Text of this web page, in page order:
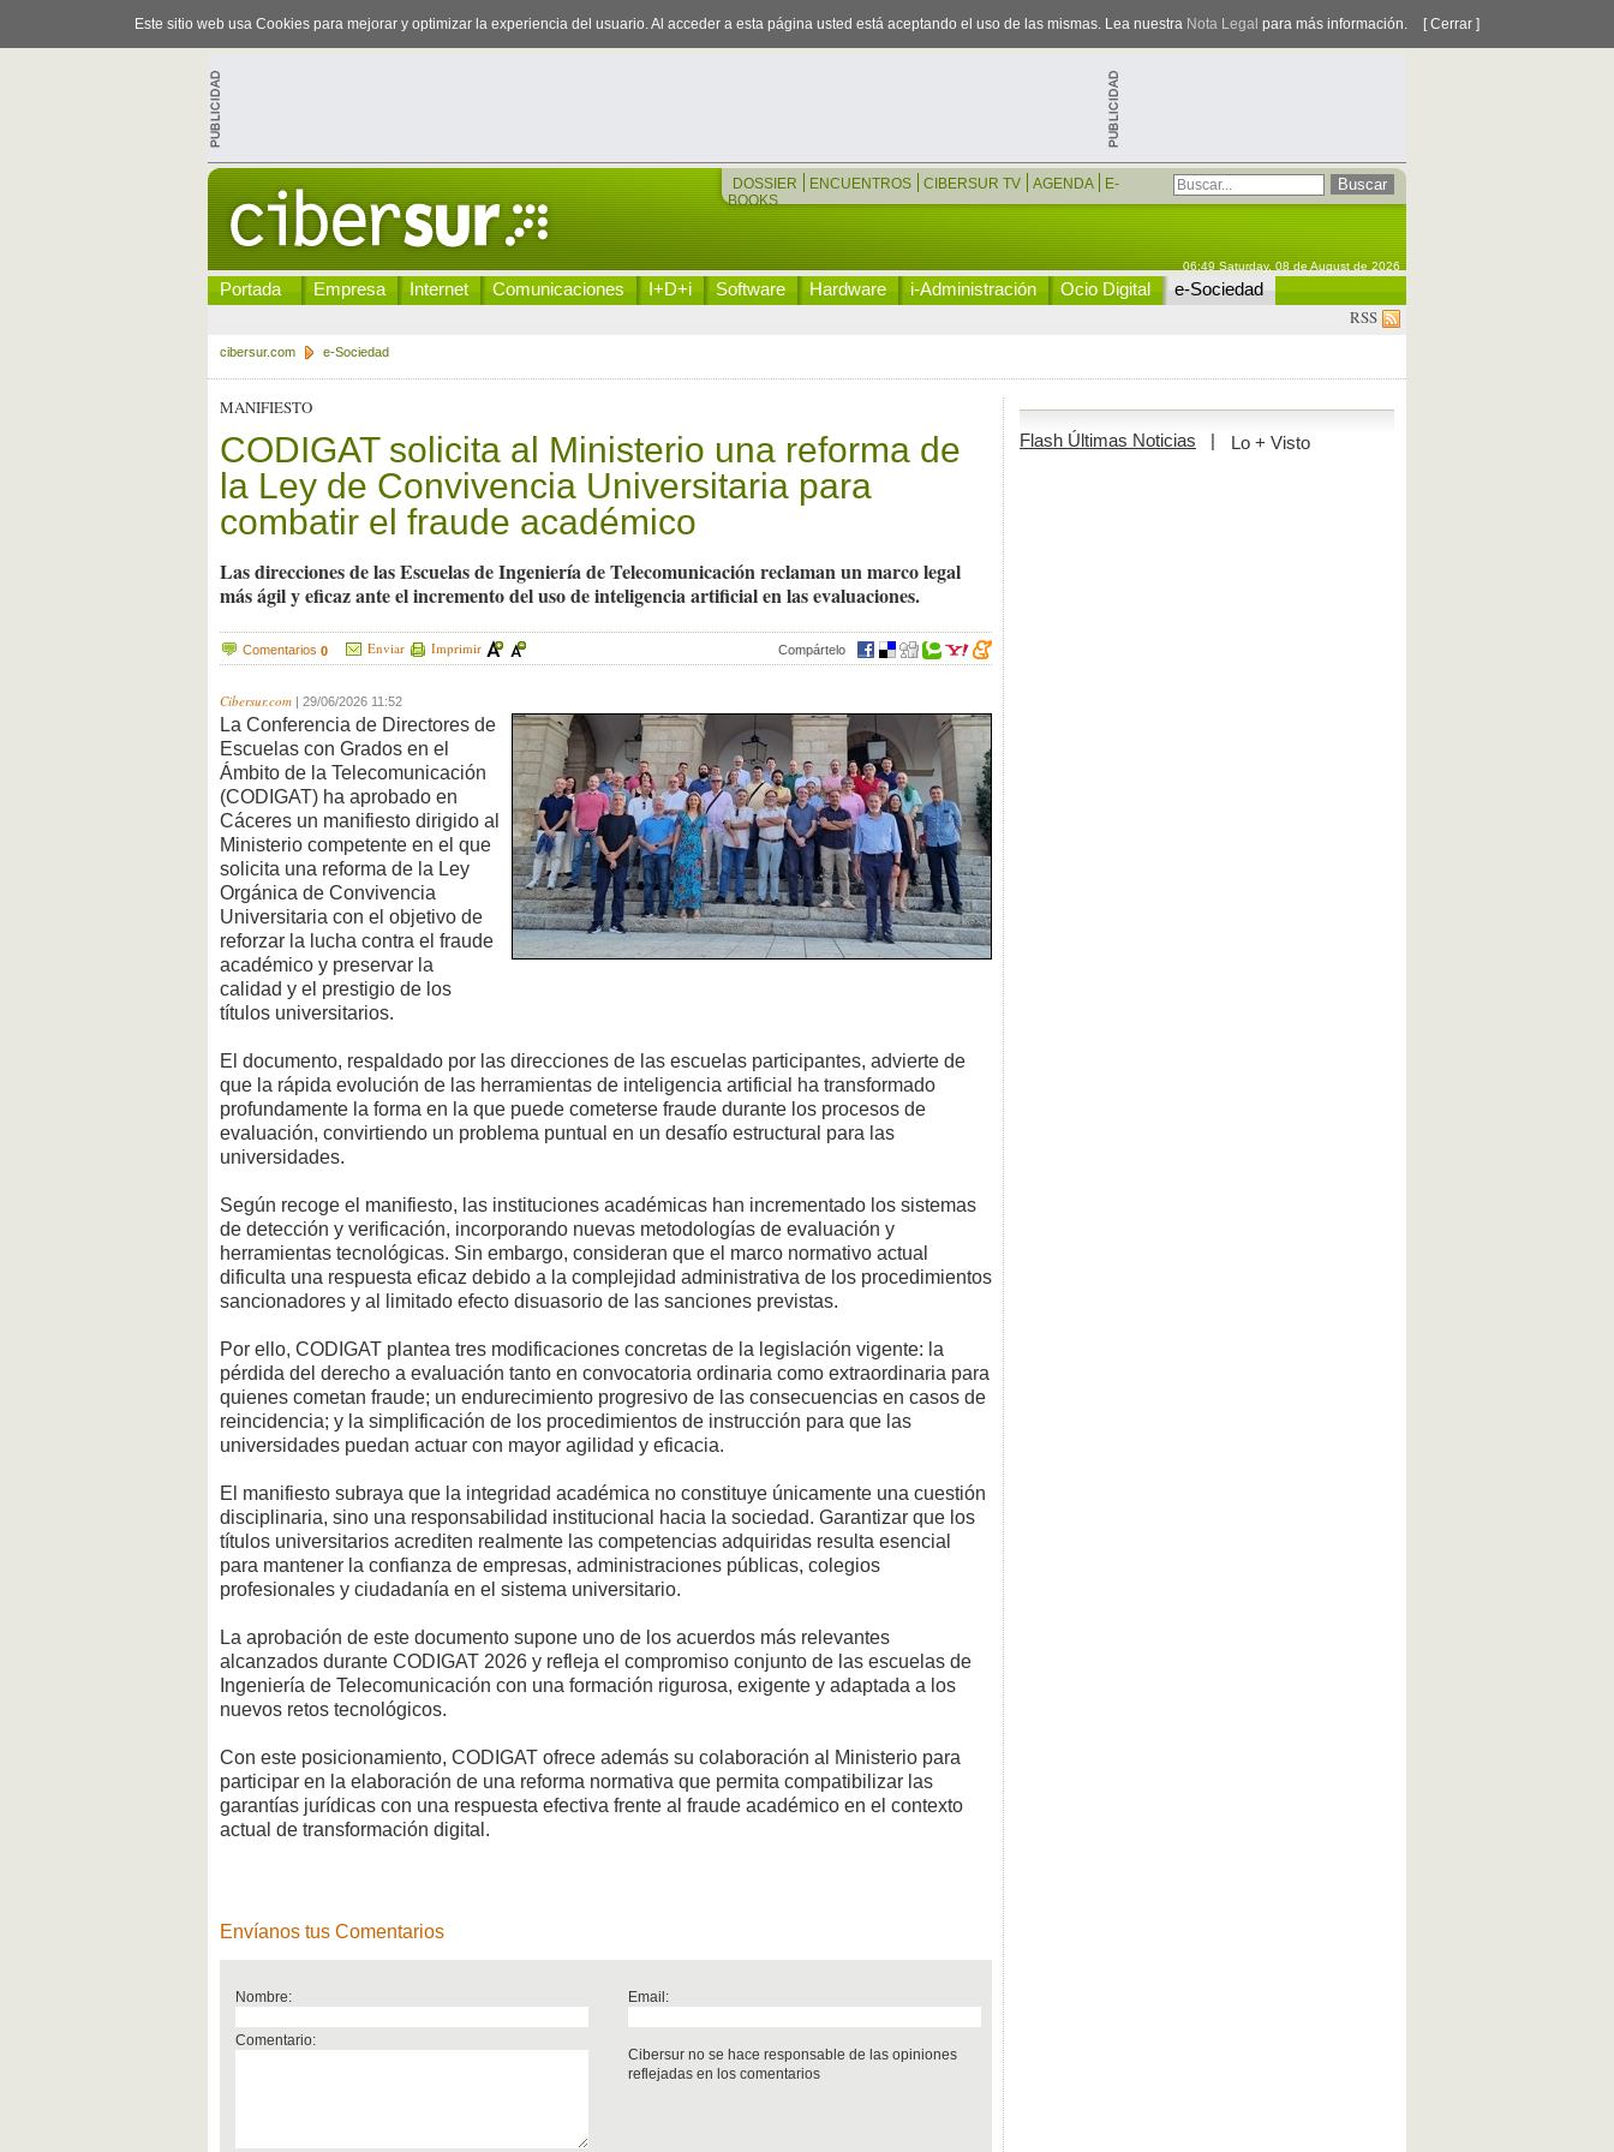
Este sitio web usa Cookies para mejorar y optimizar la experiencia del usuario. Al acceder a esta página usted está aceptando el uso de las mismas. Lea nuestra Nota Legal para más información. [ Cerrar ]
DOSSIER ENCUENTROS CIBERSUR TV AGENDA
E-
BOOKS
06:49 Saturday, 08 de August de 2026
Portada Empresa Internet Comunicaciones I+D+i Software Hardware i-Administración Ocio Digital e-Sociedad
RSS
cibersur.com e-Sociedad
MANIFIESTO
CODIGAT solicita al Ministerio una reforma de
la Ley de Convivencia Universitaria para
combatir el fraude académico
Las direcciones de las Escuelas de Ingeniería de Telecomunicación reclaman un marco legal
más ágil y eficaz ante el incremento del uso de inteligencia artificial en las evaluaciones.
Comentarios 0 Enviar Imprimir Compártelo
Cibersur.com 29/06/2026 11:52
La Conferencia de Directores de
Escuelas con Grados en el
Ámbito de la Telecomunicación
(CODIGAT) ha aprobado en
Cáceres un manifiesto dirigido al
Ministerio competente en el que
solicita una reforma de la Ley
Orgánica de Convivencia
Universitaria con el objetivo de
reforzar la lucha contra el fraude
académico y preservar la
calidad y el prestigio de los
títulos universitarios.
El documento, respaldado por las direcciones de las escuelas participantes, advierte de
que la rápida evolución de las herramientas de inteligencia artificial ha transformado
profundamente la forma en la que puede cometerse fraude durante los procesos de
evaluación, convirtiendo un problema puntual en un desafío estructural para las
universidades.
Según recoge el manifiesto, las instituciones académicas han incrementado los sistemas
de detección y verificación, incorporando nuevas metodologías de evaluación y
herramientas tecnológicas. Sin embargo, consideran que el marco normativo actual
dificulta una respuesta eficaz debido a la complejidad administrativa de los procedimientos
sancionadores y al limitado efecto disuasorio de las sanciones previstas.
Por ello, CODIGAT plantea tres modificaciones concretas de la legislación vigente: la
pérdida del derecho a evaluación tanto en convocatoria ordinaria como extraordinaria para
quienes cometan fraude; un endurecimiento progresivo de las consecuencias en casos de
reincidencia; y la simplificación de los procedimientos de instrucción para que las
universidades puedan actuar con mayor agilidad y eficacia.
El manifiesto subraya que la integridad académica no constituye únicamente una cuestión
disciplinaria, sino una responsabilidad institucional hacia la sociedad. Garantizar que los
títulos universitarios acrediten realmente las competencias adquiridas resulta esencial
para mantener la confianza de empresas, administraciones públicas, colegios
profesionales y ciudadanía en el sistema universitario.
La aprobación de este documento supone uno de los acuerdos más relevantes
alcanzados durante CODIGAT 2026 y refleja el compromiso conjunto de las escuelas de
Ingeniería de Telecomunicación con una formación rigurosa, exigente y adaptada a los
nuevos retos tecnológicos.
Con este posicionamiento, CODIGAT ofrece además su colaboración al Ministerio para
participar en la elaboración de una reforma normativa que permita compatibilizar las
garantías jurídicas con una respuesta efectiva frente al fraude académico en el contexto
actual de transformación digital.
Envíanos tus Comentarios
Nombre: Email:
Comentario:
Cibersur no se hace responsable de las opiniones
reflejadas en los comentarios
Flash Últimas Noticias | Lo + Visto